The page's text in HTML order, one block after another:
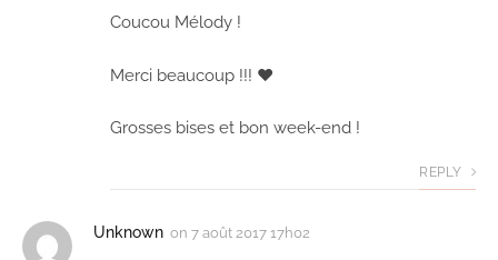
Coucou Mélody !
Merci beaucoup !!! ♥
Grosses bises et bon week-end !
REPLY
Unknown on 7 août 2017 17h02